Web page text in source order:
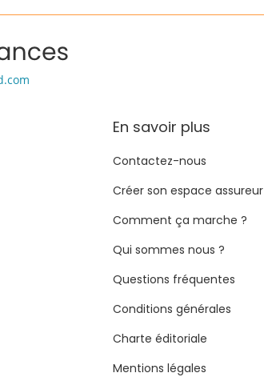
En savoir plus
Contactez-nous
Créer son espace assureur
Comment ça marche ?
Qui sommes nous ?
Questions fréquentes
Conditions générales
Charte éditoriale
Mentions légales